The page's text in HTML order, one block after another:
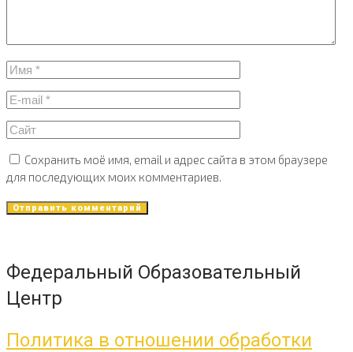
Сохранить моё имя, email и адрес сайта в этом браузере
для последующих моих комментариев.
Федеральный Образовательный
Центр
Политика в отношении обработки